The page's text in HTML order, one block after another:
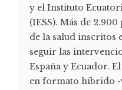
y el Instituto
(IESS). Más de
de la salud inscritos
seguir las
España y Ecuador.
en formato híbrido -